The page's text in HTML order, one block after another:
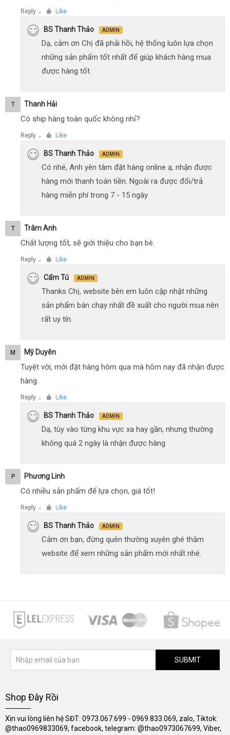
Reply ● Like
BS Thanh Thảo ADMIN
Dạ, cảm ơn Chị đã phải hồi, hệ thống luôn lựa chọn
những sản phẩm tốt nhất để giúp khách hàng mua
được hàng tốt.
T Thanh Hải
Có ship hàng toàn quốc không nhỉ?
Reply ● Like
BS Thanh Thảo ADMIN
Có nhé, Anh yên tâm đặt hàng online ạ, nhận được
hàng mới thanh toán tiền. Ngoài ra được đổi/trả
hàng miễn phí trong 7 - 15 ngày
T Trâm Anh
Chất lượng tốt, sẽ giới thiệu cho bạn bè.
Reply ● Like
Cẩm Tú ADMIN
Thanks Chị, website bên em luôn cập nhật những
sản phẩm bán chạy nhất đề xuất cho người mua nên
rất uy tín.
M Mỹ Duyên
Tuyệt vời, mới đặt hàng hôm qua mà hôm nay đã nhận được
hàng.
Reply ● Like
BS Thanh Thảo ADMIN
Dạ, tùy vào từng khu vực xa hay gần, nhưng thường
không quá 2 ngày là nhận được hàng
P Phương Linh
Có nhiều sản phẩm để lựa chọn, giá tốt!
Reply ● Like
BS Thanh Thảo ADMIN
Cảm ơn bạn, đừng quên thường xuyên ghé thăm
website để xem những sản phẩm mới nhất nhé.
SUBMIT
Shop Đây Rồi
Xin vui lòng liên hệ SĐT: 0973.067.699 - 0969.833.069, zalo, Tiktok:
@thao0969833069, facebook, telegram: @thao0973067699, Viber,